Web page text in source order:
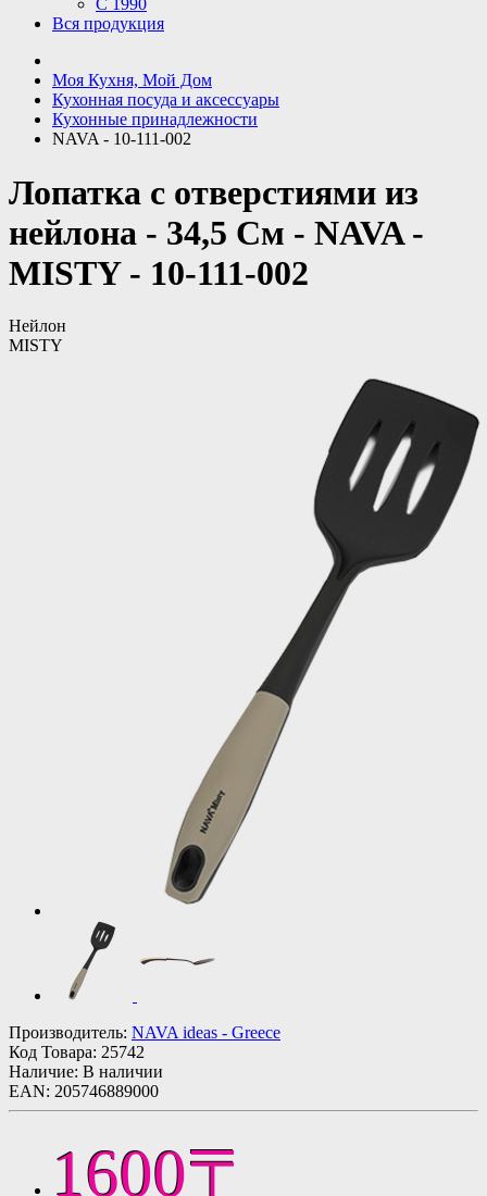
С 1990
Вся продукция
Моя Кухня, Мой Дом
Кухонная посуда и аксессуары
Кухонные принадлежности
NAVA - 10-111-002
Лопатка с отверстиями из
нейлона - 34,5 См - NAVA -
MISTY - 10-111-002
Нейлон
MISTY
Производитель: NAVA ideas - Greece
Код Товара: 25742
Наличие: В наличии
EAN: 205746889000
1600〒